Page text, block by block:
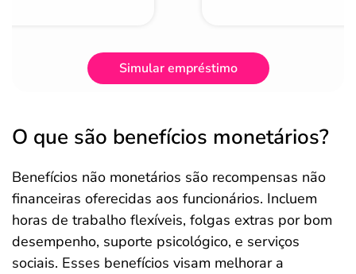
Simular empréstimo
O que são benefícios monetários?
Benefícios não monetários são recompensas não
financeiras oferecidas aos funcionários. Incluem
horas de trabalho flexíveis, folgas extras por bom
desempenho, suporte psicológico, e serviços
sociais. Esses benefícios visam melhorar a